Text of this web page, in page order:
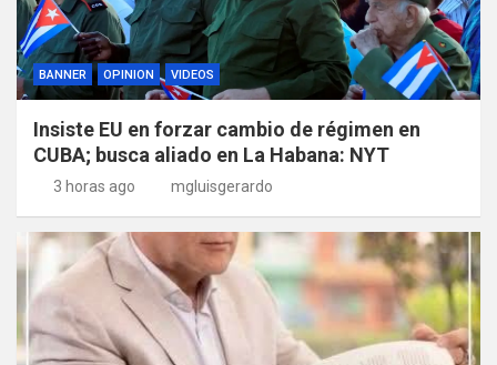
BANNER OPINION VIDEOS
Insiste EU en forzar cambio de régimen en
CUBA; busca aliado en La Habana: NYT
3 horas ago mgluisgerardo